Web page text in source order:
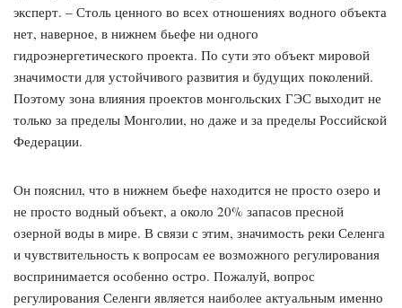
эксперт. – Столь ценного во всех отношениях водного объекта
нет, наверное, в нижнем бьефе ни одного
гидроэнергетического проекта. По сути это объект мировой
значимости для устойчивого развития и будущих поколений.
Поэтому зона влияния проектов монгольских ГЭС выходит не
только за пределы Монголии, но даже и за пределы Российской
Федерации.
Он пояснил, что в нижнем бьефе находится не просто озеро и
не просто водный объект, а около 20% запасов пресной
озерной воды в мире. В связи с этим, значимость реки Селенга
и чувствительность к вопросам ее возможного регулирования
воспринимается особенно остро. Пожалуй, вопрос
регулирования Селенги является наиболее актуальным именно